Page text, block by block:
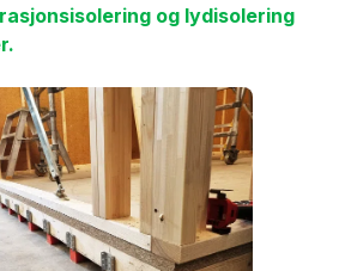
og lydisolering